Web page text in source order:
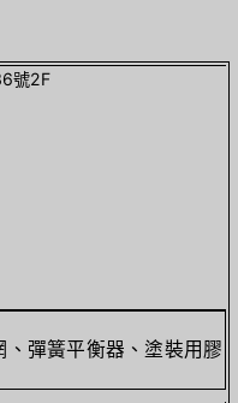
號2F
彈簧平衡器、塗裝用膠